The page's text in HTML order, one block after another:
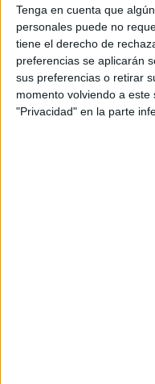
Tenga en cuenta que
personales puede no
tiene el derecho de
preferencias se aplicarán
sus preferencias o retirar
momento volviendo a este
"Privacidad" en la parte
Título original: N’avoue
Año: 2024
Duración: 94 min.
País: Francia
Dirección: Ivan Calbérac